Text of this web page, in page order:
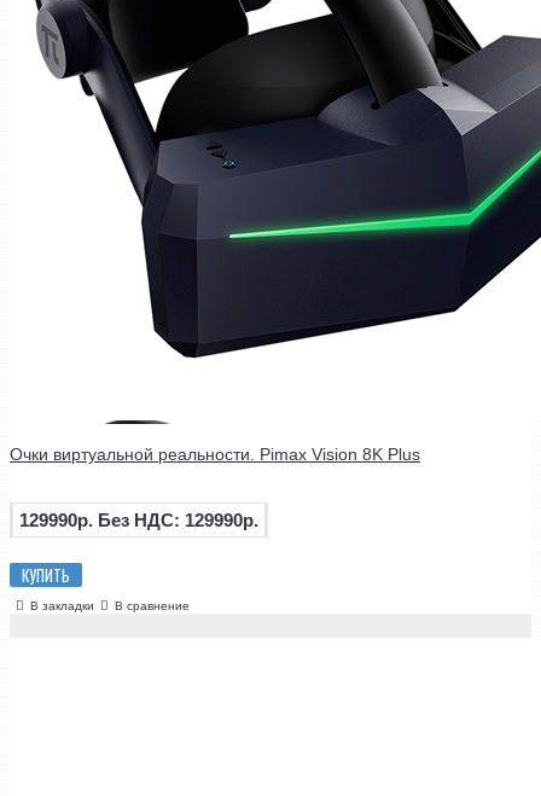
Очки виртуальной реальности. Pimax Vision 8K Plus
129990р. Без НДС: 129990р.
КУПИТЬ
В закладки В сравнение